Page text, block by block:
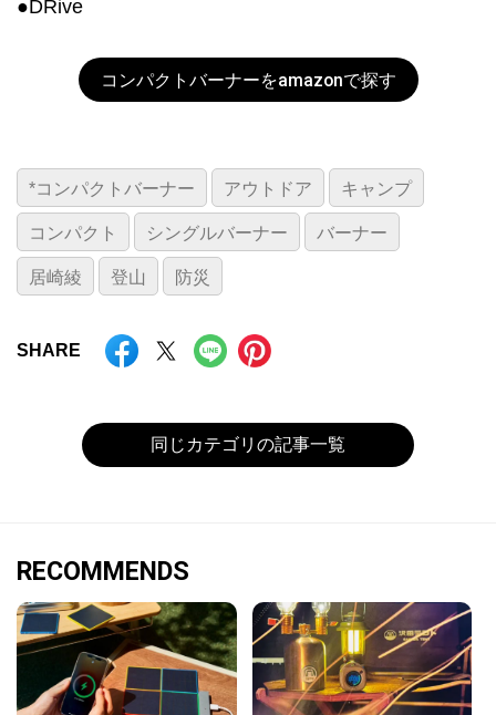
●DRive
コンパクトバーナーをamazonで探す
*コンパクトバーナー アウトドア キャンプ
コンパクト シングルバーナー バーナー
居崎綾 登山 防災
SHARE
同じカテゴリの記事一覧
RECOMMENDS